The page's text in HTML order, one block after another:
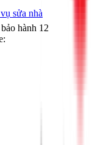
sửa nhà
hành 12